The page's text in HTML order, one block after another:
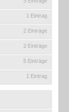
1 Eintrag
2 Einträge
2 Einträge
5 Einträge
1 Eintrag